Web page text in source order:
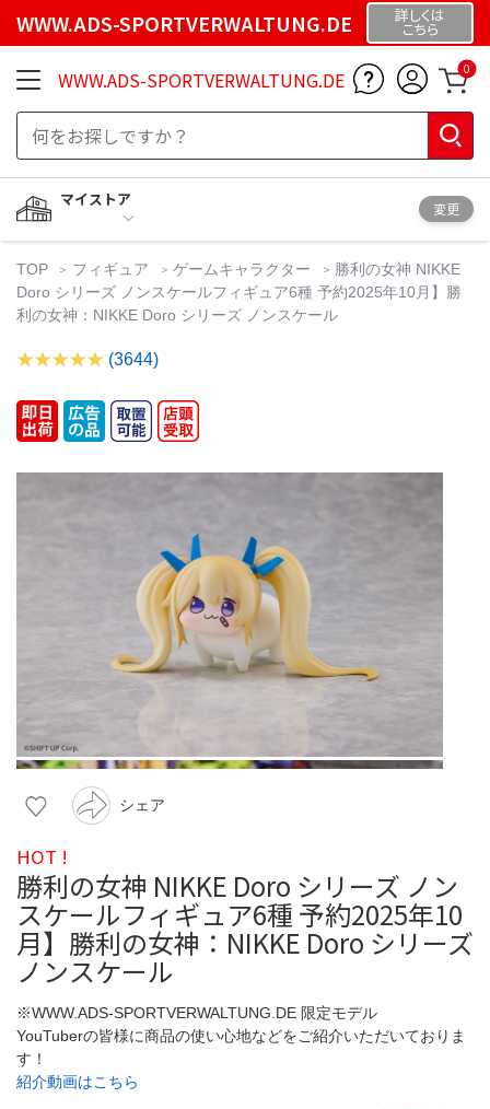
WWW.ADS-SPORTVERWALTUNG.DE 詳しくは
こちら
WWW.ADS-SPORTVERWALTUNG.DE 0
マイストア
変更
TOP フィギュア ゲームキャラクター
勝利の女神 NIKKE
Doro シリーズ ノンスケールフィギュア6種 予約2025年10月】勝
利の女神：NIKKE Doro シリーズ ノンスケール
(3644)
シェア
HOT !
勝利の女神 NIKKE Doro シリーズ ノン
スケールフィギュア6種 予約2025年10
月】勝利の女神：NIKKE Doro シリーズ
ノンスケール
※WWW.ADS-SPORTVERWALTUNG.DE 限定モデル
YouTuberの皆様に商品の使い心地などをご紹介いただいておりま
す！
紹介動画はこちら